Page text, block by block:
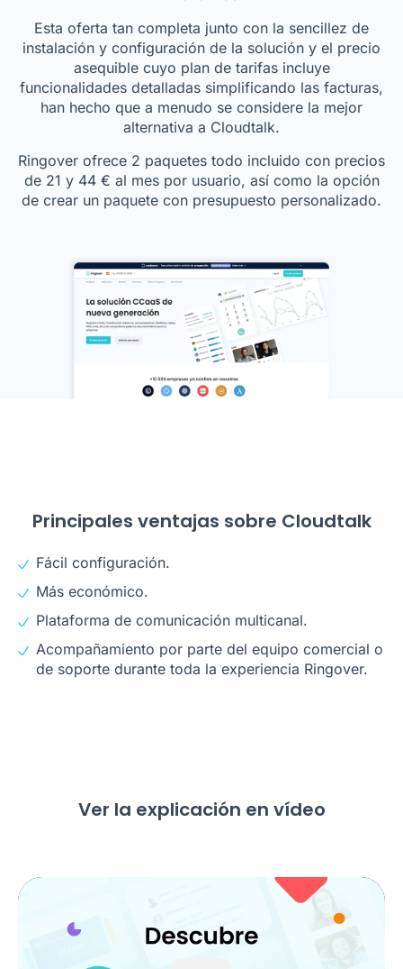
Esta oferta tan completa junto con la sencillez de
instalación y configuración de la solución y el precio
asequible cuyo plan de tarifas incluye
funcionalidades detalladas simplificando las facturas,
han hecho que a menudo se considere la mejor
alternativa a Cloudtalk.
Ringover ofrece 2 paquetes todo incluido con precios
de 21 y 44 € al mes por usuario, así como la opción
de crear un paquete con presupuesto personalizado.
Principales ventajas sobre Cloudtalk
Fácil configuración.
Más económico.
Plataforma de comunicación multicanal.
Acompañamiento por parte del equipo comercial o
de soporte durante toda la experiencia Ringover.
Ver la explicación en vídeo